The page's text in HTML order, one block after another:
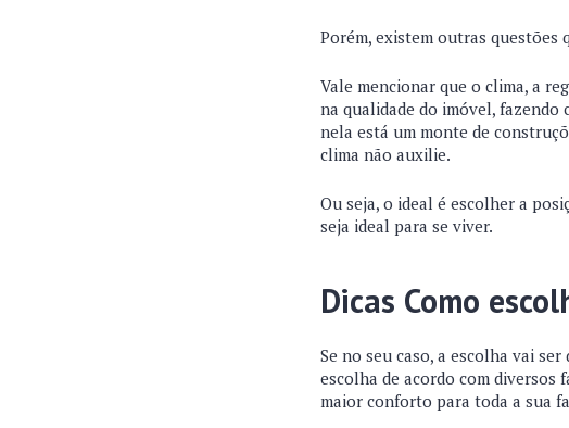
Porém, existem outras questões
Vale mencionar que o clima, a
na qualidade do imóvel, fazendo
nela está um monte de
clima não auxilie.
Ou seja, o ideal é escolher a
seja ideal para se viver.
Dicas Como
Se no seu caso, a escolha vai
escolha de acordo com diversos
maior conforto para toda a sua